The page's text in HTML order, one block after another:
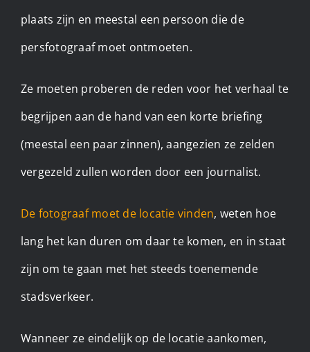
plaats zijn en meestal een persoon die de
persfotograaf moet ontmoeten.
Ze moeten proberen de reden voor het verhaal te
begrijpen aan de hand van een korte briefing
(meestal een paar zinnen), aangezien ze zelden
vergezeld zullen worden door een journalist.
De fotograaf moet de locatie vinden, weten hoe
lang het kan duren om daar te komen, en in staat
zijn om te gaan met het steeds toenemende
stadsverkeer.
Wanneer ze eindelijk op de locatie aankomen,